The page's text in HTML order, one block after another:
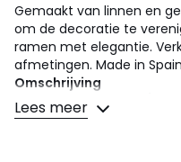
Gemaakt van linnen en
om de decoratie te
ramen met elegantie.
afmetingen. Made in
Omschrijving
• 100% linnen (200 g/m²)
• Afgewerkt met
Lees meer